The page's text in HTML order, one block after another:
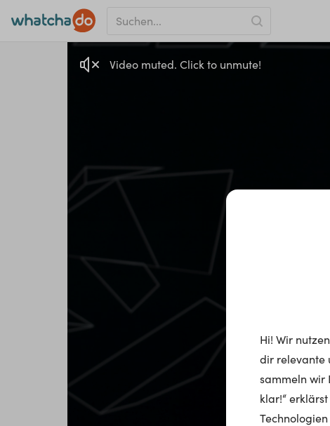
Video muted. Click to unmute!
Hi! Wir
dir relevante
sammeln wir
klar!“